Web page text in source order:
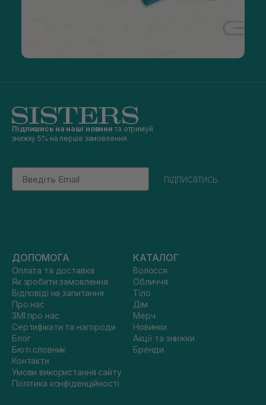
Підпишись на наші новини та отримуй
знижку 5% на перше замовлення
Email
підписатись
ДОПОМОГА
Оплата та доставка
Як зробити замовлення
Відповіді на запитання
Про нас
ЗМІ про нас
Сертифікати та нагороди
Блог
Бюті словник
Контакти
Умови використання сайту
Політика конфіденційності
КАТАЛОГ
Волосся
Обличчя
Тіло
Дім
Мерч
Новинки
Акції та знижки
Бренди